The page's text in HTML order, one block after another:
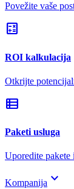
Povežite vaše
calculate
ROI kalkulacija
Otkrijte
view_list
Paketi usluga
Uporedite pakete
Kompanija keyboard_arrow_down